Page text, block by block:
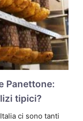
Panettone:
tipici?
ci sono tanti